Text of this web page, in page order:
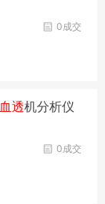
0成交
血透机分析仪
0成交